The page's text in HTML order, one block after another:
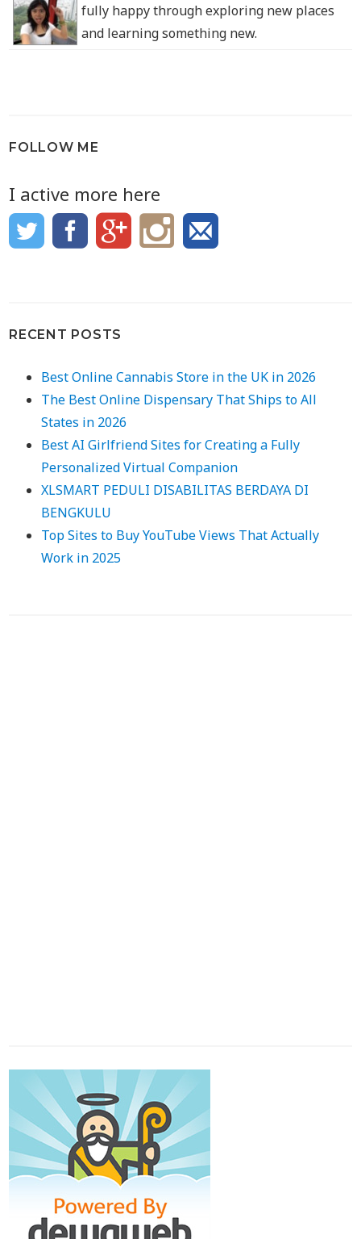
fully happy through exploring new places
and learning something new.
FOLLOW ME
I active more here
RECENT POSTS
Best Online Cannabis Store in the UK in 2026
The Best Online Dispensary That Ships to All
States in 2026
Best AI Girlfriend Sites for Creating a Fully
Personalized Virtual Companion
XLSMART PEDULI DISABILITAS BERDAYA DI
BENGKULU
Top Sites to Buy YouTube Views That Actually
Work in 2025